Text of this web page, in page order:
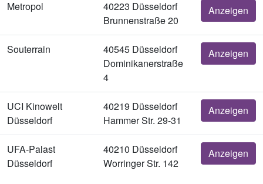
Metropol
40223 Düsseldorf
Brunnenstraße 20
Anzeigen
Souterrain
40545 Düsseldorf
Dominikanerstraße
4
Anzeigen
UCI Kinowelt
Düsseldorf
40219 Düsseldorf
Hammer Str. 29-31
Anzeigen
UFA-Palast
Düsseldorf
40210 Düsseldorf
Worringer Str. 142
Anzeigen